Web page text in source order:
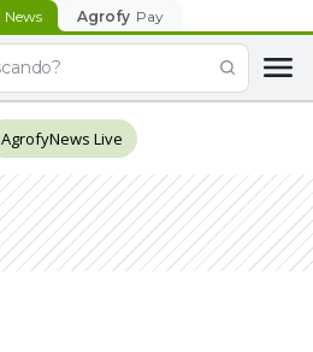
News Agrofy Pay
AgrofyNews Live